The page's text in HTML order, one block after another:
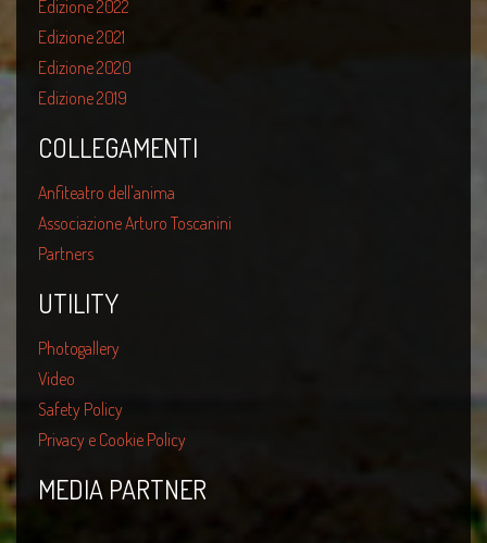
Edizione 2022
Edizione 2021
Edizione 2020
Edizione 2019
COLLEGAMENTI
Anfiteatro dell'anima
Associazione Arturo Toscanini
Partners
UTILITY
Photogallery
Video
Safety Policy
Privacy e Cookie Policy
MEDIA PARTNER